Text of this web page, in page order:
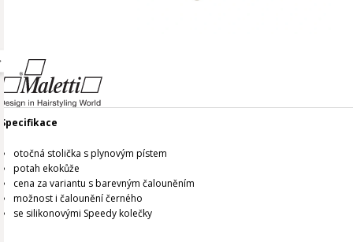
Specifikace
otočná stolička s plynovým pístem
potah ekokůže
cena za variantu s barevným čalouněním
možnost i čalounění černého
se silikonovými Speedy kolečky